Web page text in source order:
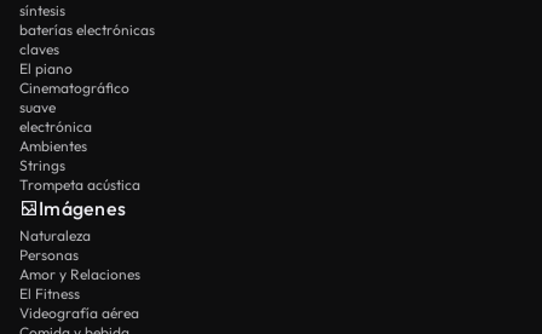
síntesis
baterías electrónicas
claves
El piano
Cinematográfico
suave
electrónica
Ambientes
Strings
Trompeta acústica
Imágenes
Naturaleza
Personas
Amor y Relaciones
El Fitness
Videografía aérea